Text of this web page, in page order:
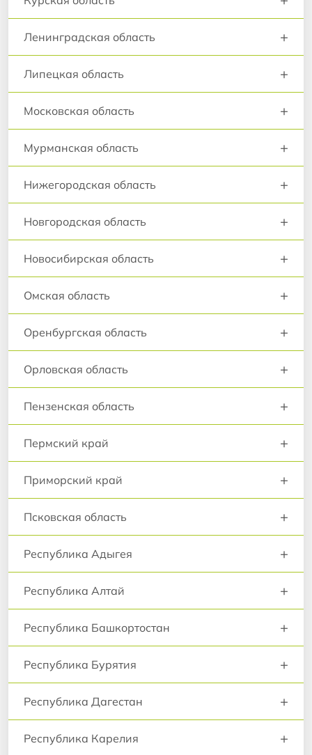
Ленинградская область +
Липецкая область +
Московская область +
Мурманская область +
Нижегородская область +
Новгородская область +
Новосибирская область +
Омская область +
Оренбургская область +
Орловская область +
Пензенская область +
Пермский край +
Приморский край +
Псковская область +
Республика Адыгея +
Республика Алтай +
Республика Башкортостан +
Республика Бурятия +
Республика Дагестан +
Республика Карелия +